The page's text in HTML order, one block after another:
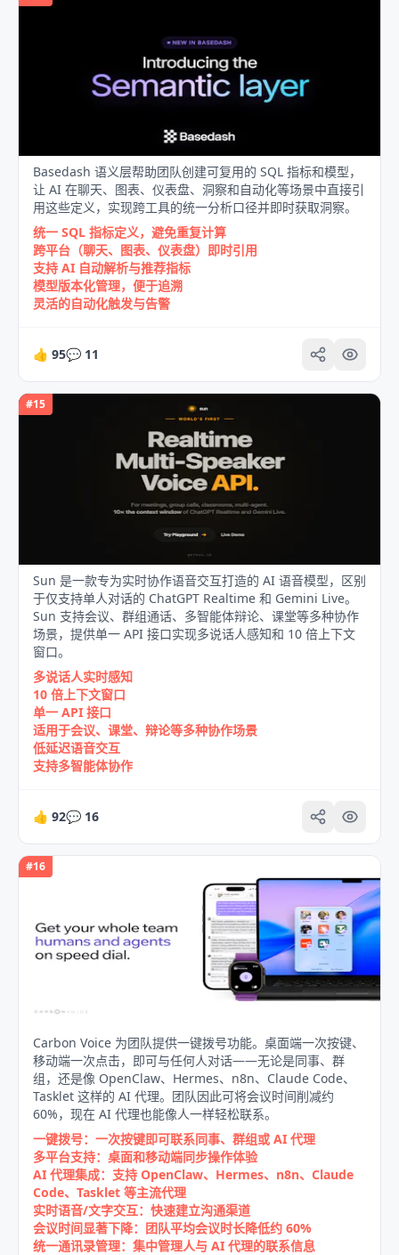
Basedash 语义层帮助团队创建可复用的 SQL 指标和模型，
让 AI 在聊天、图表、仪表盘、洞察和自动化等场景中直接引
用这些定义，实现跨工具的统一分析口径并即时获取洞察。
统一 SQL 指标定义，避免重复计算
跨平台（聊天、图表、仪表盘）即时引用
支持 AI 自动解析与推荐指标
模型版本化管理，便于追溯
灵活的自动化触发与告警
👍 95💬 11
#15
Sun 是一款专为实时协作语音交互打造的 AI 语音模型，区别
于仅支持单人对话的 ChatGPT Realtime 和 Gemini Live。
Sun 支持会议、群组通话、多智能体辩论、课堂等多种协作
场景，提供单一 API 接口实现多说话人感知和 10 倍上下文
窗口。
多说话人实时感知
10 倍上下文窗口
单一 API 接口
适用于会议、课堂、辩论等多种协作场景
低延迟语音交互
支持多智能体协作
👍 92💬 16
#16
Carbon Voice 为团队提供一键拨号功能。桌面端一次按键、
移动端一次点击，即可与任何人对话——无论是同事、群
组，还是像 OpenClaw、Hermes、n8n、Claude Code、
Tasklet 这样的 AI 代理。团队因此可将会议时间削减约
60%，现在 AI 代理也能像人一样轻松联系。
一键拨号：一次按键即可联系同事、群组或 AI 代理
多平台支持：桌面和移动端同步操作体验
AI 代理集成：支持 OpenClaw、Hermes、n8n、Claude
Code、Tasklet 等主流代理
实时语音/文字交互：快速建立沟通渠道
会议时间显著下降：团队平均会议时长降低约 60%
统一通讯录管理：集中管理人与 AI 代理的联系信息